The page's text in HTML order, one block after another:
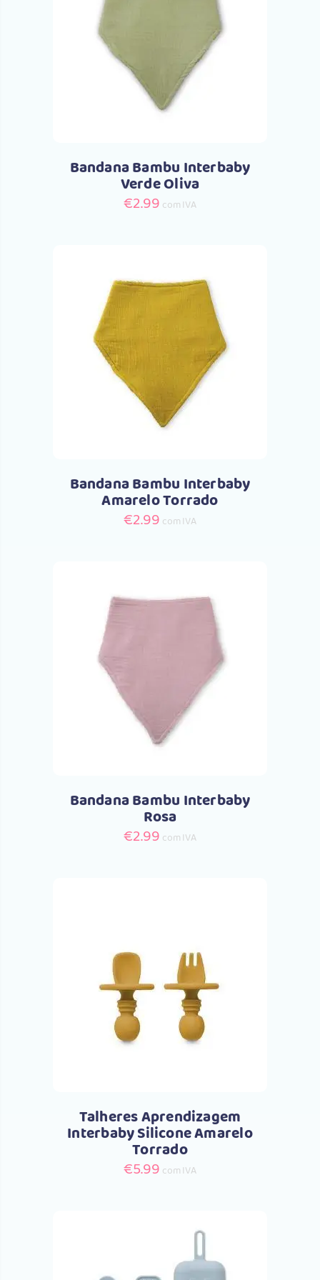
Bandana Bambu Interbaby
Verde Oliva
€2.99 com IVA
Comprar
Bandana Bambu Interbaby
Amarelo Torrado
€2.99 com IVA
Bandana Bambu Interbaby
Rosa
€2.99 com IVA
Comprar
Talheres Aprendizagem
Interbaby Silicone Amarelo
Torrado
€5.99 com IVA